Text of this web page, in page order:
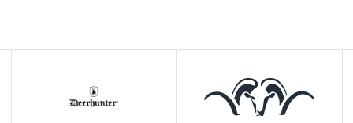
ein Hemd. Es ist ein